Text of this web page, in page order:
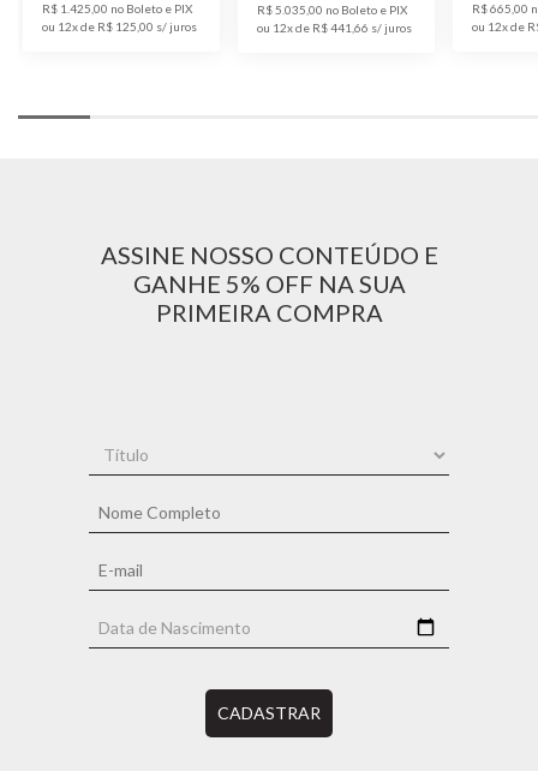
R$ 1.425,00 no Boleto e PIX
ou 12x de R$ 125,00
R$ 5.035,00 no Boleto e PIX
ou 12x de R$ 441,66
R$ 665,00
ou 12x de
ASSINE NOSSO CONTEÚDO E
GANHE 5% OFF NA SUA
PRIMEIRA COMPRA
CADASTRAR